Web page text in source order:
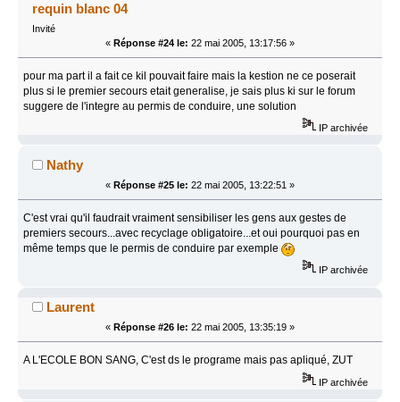
requin blanc 04
Invité
« Réponse #24 le: 22 mai 2005, 13:17:56 »
pour ma part il a fait ce kil pouvait faire mais la kestion ne ce poserait
plus si le premier secours etait generalise, je sais plus ki sur le forum
suggere de l'integre au permis de conduire, une solution
IP archivée
Nathy
« Réponse #25 le: 22 mai 2005, 13:22:51 »
C'est vrai qu'il faudrait vraiment sensibiliser les gens aux gestes de
premiers secours...avec recyclage obligatoire...et oui pourquoi pas en
même temps que le permis de conduire par exemple
IP archivée
Laurent
« Réponse #26 le: 22 mai 2005, 13:35:19 »
A L'ECOLE BON SANG, C'est ds le programe mais pas apliqué, ZUT
IP archivée